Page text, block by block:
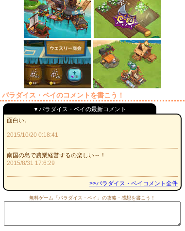
パラダイス・ベイのコメントを書こう！
▼パラダイス・ベイの最新コメント
面白い。
2015/10/20 0:18:41
南国の島で農業経営するの楽しい～！
2015/8/31 17:6:29
>>パラダイス・ベイコメント全件
無料ゲーム「パラダイス・ベイ」の攻略・感想を書こう！